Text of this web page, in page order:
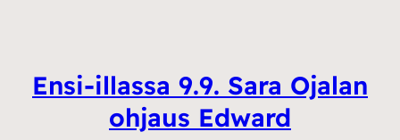
Ensi-illassa 9.9. Sara Ojalan
ohjaus Edward